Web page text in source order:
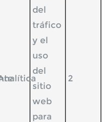
del
tráfico
y el
uso
del
sitio
web
para
2